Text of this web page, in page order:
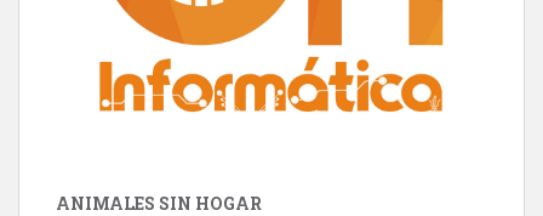
ANIMALES SIN HOGAR